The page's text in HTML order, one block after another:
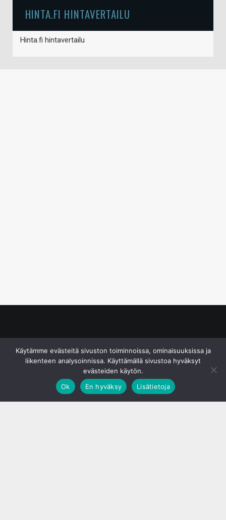
HINTA.FI HINTAVERTAILU
Hinta.fi hintavertailu
Käytämme evästeitä sivuston toiminnoissa, ominaisuuksissa ja
liikenteen analysoinnissa. Käyttämällä sivustoa hyväksyt
evästeiden käytön.
Ok
En hyväksy Lisätietoja